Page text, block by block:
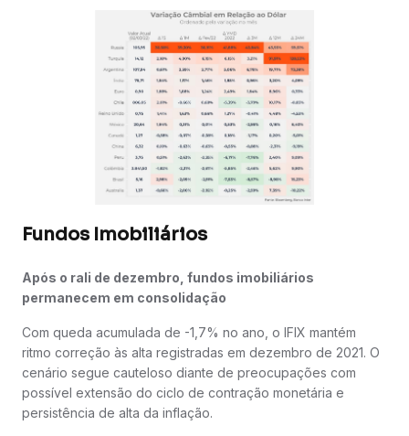
Fundos Imobiliários
Após o rali de dezembro, fundos imobiliários
permanecem em consolidação
Com queda acumulada de -1,7% no ano, o IFIX mantém
ritmo correção às alta registradas em dezembro de 2021. O
cenário segue cauteloso diante de preocupações com
possível extensão do ciclo de contração monetária e
persistência de alta da inflação.